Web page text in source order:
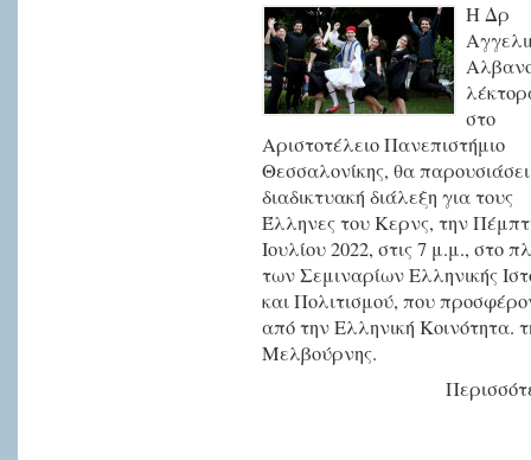
Η Δρ
στο
Αριστοτέλειο Πανεπιστήμιο
Θεσσαλονίκης, θα
διαδικτυακή διάλεξη για τους
Έλληνες του Κερνς, την
Ιουλίου 2022, στις 7 μ.μ., στο
των Σεμιναρίων Ελληνικής
και Πολιτισμού, που
από την Ελληνική Κοινότητα.
Μελβούρνης.